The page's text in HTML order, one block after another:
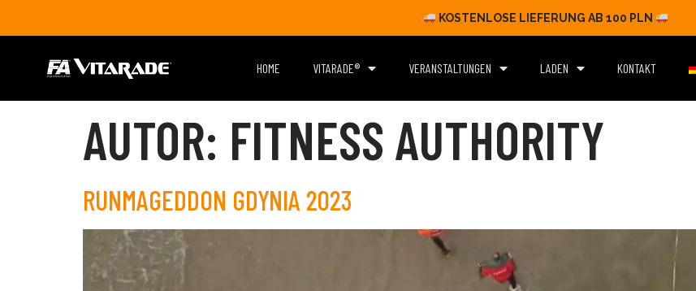
KOSTENLOSE LIEFERUNG AB 100 PLN
HOME VITARADE® VERANSTALTUNGEN LADEN KONTAKT
AUTOR: FITNESS AUTHORITY
RUNMAGEDDON GDYNIA 2023